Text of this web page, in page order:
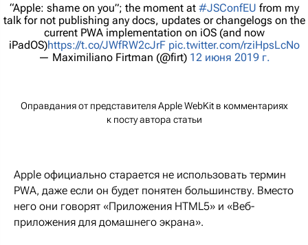
“Apple: shame on you”; the moment at #JSConfEU from my
talk for not publishing any docs, updates or changelogs on the
current PWA implementation on iOS (and now
iPadOS)https://t.co/JWfRW2cJrF pic.twitter.com/rziHpsLcNo
— Maximiliano Firtman (@firt) 12 июня 2019 г.
Оправдания от представителя Apple WebKit в комментариях
к посту автора статьи
Apple официально старается не использовать термин
PWA, даже если он будет понятен большинству. Вместо
него они говорят «Приложения HTML5» и «Веб-
приложения для домашнего экрана».